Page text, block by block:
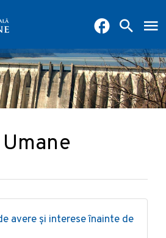
avere și interese înainte de